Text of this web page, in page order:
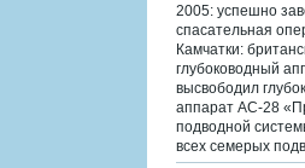
2005: успешно
спасательная
Камчатки:
глубоководный
высвободил
аппарат АС-28
подводной
всех семерых